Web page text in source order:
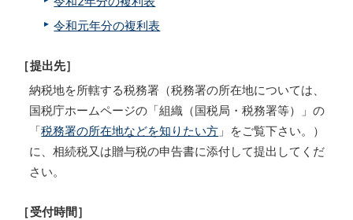
令和元年分の複利表
［提出先］
納税地を所轄する税務署（税務署の所在地については、
国税庁ホームページの「組織（国税局・税務署等）」の
「税務署の所在地などを知りたい方 」をご覧下さい。）
に、相続税又は贈与税の申告書に添付して提出してくだ
さい。
［受付時間］